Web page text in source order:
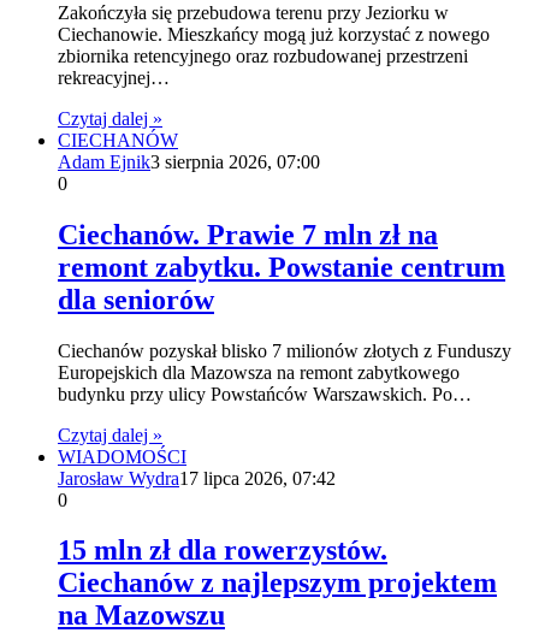
Zakończyła się przebudowa terenu przy Jeziorku w
Ciechanowie. Mieszkańcy mogą już korzystać z nowego
zbiornika retencyjnego oraz rozbudowanej przestrzeni
rekreacyjnej…
Czytaj dalej »
CIECHANÓW
Adam Ejnik3 sierpnia 2026, 07:00
0
Ciechanów. Prawie 7 mln zł na
remont zabytku. Powstanie centrum
dla seniorów
Ciechanów pozyskał blisko 7 milionów złotych z Funduszy
Europejskich dla Mazowsza na remont zabytkowego
budynku przy ulicy Powstańców Warszawskich. Po…
Czytaj dalej »
WIADOMOŚCI
Jarosław Wydra17 lipca 2026, 07:42
0
15 mln zł dla rowerzystów.
Ciechanów z najlepszym projektem
na Mazowszu